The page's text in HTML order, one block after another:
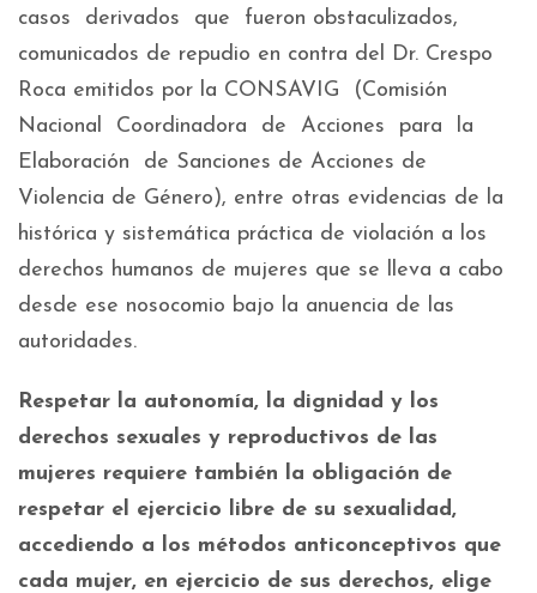
casos derivados que fueron obstaculizados,
comunicados de repudio en contra del Dr. Crespo
Roca emitidos por la CONSAVIG (Comisión
Nacional Coordinadora de Acciones para la
Elaboración de Sanciones de Acciones de
Violencia de Género), entre otras evidencias de la
histórica y sistemática práctica de violación a los
derechos humanos de mujeres que se lleva a cabo
desde ese nosocomio bajo la anuencia de las
autoridades.
Respetar la autonomía, la dignidad y los
derechos sexuales y reproductivos de las
mujeres requiere también la obligación de
respetar el ejercicio libre de su sexualidad,
accediendo a los métodos anticonceptivos que
cada mujer, en ejercicio de sus derechos, elige